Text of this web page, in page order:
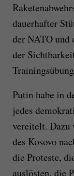
dauerhafter
der NATO und
der
Putin habe in
jedes
vereitelt. Dazu
des Kosovo
die Proteste,
auslösten, die